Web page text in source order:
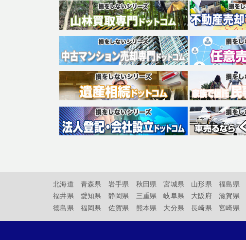
北海道 青森県 岩手県 秋田県 宮城県 山形県 福島県
福井県
愛知県 静岡県 三重県 岐阜県 大阪府 滋賀県
徳島県
福岡県 佐賀県 熊本県 大分県 長崎県 宮崎県